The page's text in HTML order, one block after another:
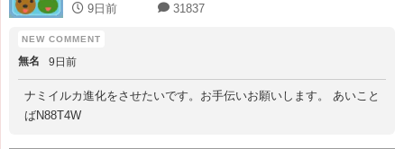
9日前 31837
無名 9日前
ナミイルカ進化をさせたいです。お手伝いお願いします。 あいこと
ばN88T4W